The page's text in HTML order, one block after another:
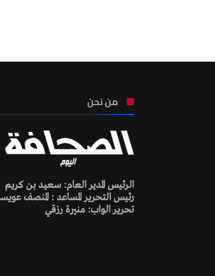
من نحن
الرئيس المدير العام: سعيد بن كريم
رئيس التحرير المساعد : المنصف
تحرير الواب: منيرة رزقي